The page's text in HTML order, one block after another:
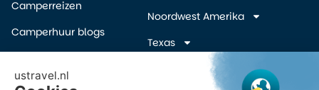
Camperreizen
Camperhuur blogs
Inschrijven Amerika
Noordwest Amerika
Texas
Zuidelijke Staten